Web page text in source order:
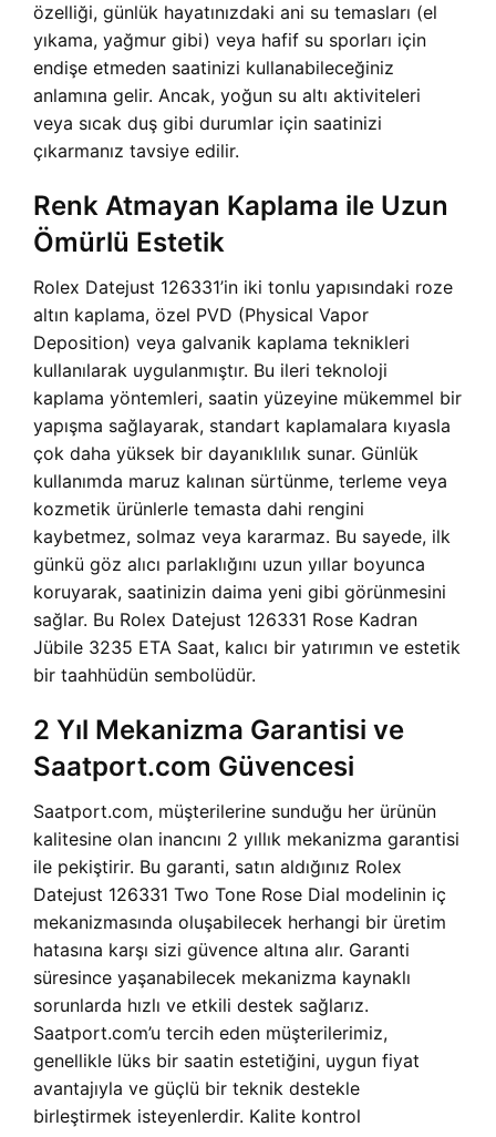
özelliği, günlük hayatınızdaki ani su temasları (el
yıkama, yağmur gibi) veya hafif su sporları için
endişe etmeden saatinizi kullanabileceğiniz
anlamına gelir. Ancak, yoğun su altı aktiviteleri
veya sıcak duş gibi durumlar için saatinizi
çıkarmanız tavsiye edilir.
Renk Atmayan Kaplama ile Uzun
Ömürlü Estetik
Rolex Datejust 126331’in iki tonlu yapısındaki roze
altın kaplama, özel PVD (Physical Vapor
Deposition) veya galvanik kaplama teknikleri
kullanılarak uygulanmıştır. Bu ileri teknoloji
kaplama yöntemleri, saatin yüzeyine mükemmel bir
yapışma sağlayarak, standart kaplamalara kıyasla
çok daha yüksek bir dayanıklılık sunar. Günlük
kullanımda maruz kalınan sürtünme, terleme veya
kozmetik ürünlerle temasta dahi rengini
kaybetmez, solmaz veya kararmaz. Bu sayede, ilk
günkü göz alıcı parlaklığını uzun yıllar boyunca
koruyarak, saatinizin daima yeni gibi görünmesini
sağlar. Bu Rolex Datejust 126331 Rose Kadran
Jübile 3235 ETA Saat, kalıcı bir yatırımın ve estetik
bir taahhüdün sembolüdür.
2 Yıl Mekanizma Garantisi ve
Saatport.com Güvencesi
Saatport.com, müşterilerine sunduğu her ürünün
kalitesine olan inancını 2 yıllık mekanizma garantisi
ile pekiştirir. Bu garanti, satın aldığınız Rolex
Datejust 126331 Two Tone Rose Dial modelinin iç
mekanizmasında oluşabilecek herhangi bir üretim
hatasına karşı sizi güvence altına alır. Garanti
süresince yaşanabilecek mekanizma kaynaklı
sorunlarda hızlı ve etkili destek sağlarız.
Saatport.com’u tercih eden müşterilerimiz,
genellikle lüks bir saatin estetiğini, uygun fiyat
avantajıyla ve güçlü bir teknik destekle
birleştirmek isteyenlerdir. Kalite kontrol